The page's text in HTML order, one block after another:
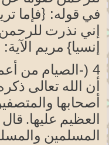
في قوله: {فإما
إني نذرت
إنسيا} مريم الآية:
4
-)الصيام من
أن الله تعالى
أصحابها
العظيم عليها. قال
المسلمين